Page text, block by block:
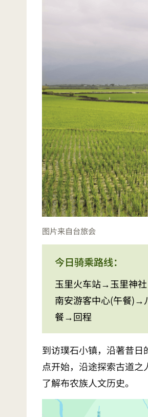
图片来自台旅会
今日骑乘路线：
玉里火车站→玉里神
南安游客中心(午餐
餐→回程
到访璞石小镇，沿著昔
点开始，沿途探索古道之
了解布农族人文历史。